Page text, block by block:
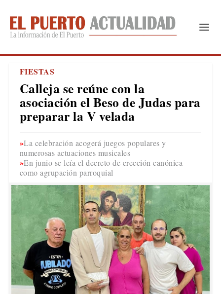
FIESTAS
Calleja se reúne con la
asociación el Beso de Judas para
preparar la V velada
La celebración acogerá juegos populares y
numerosas actuaciones musicales
En junio se leía el decreto de erección canónica
como agrupación parroquial